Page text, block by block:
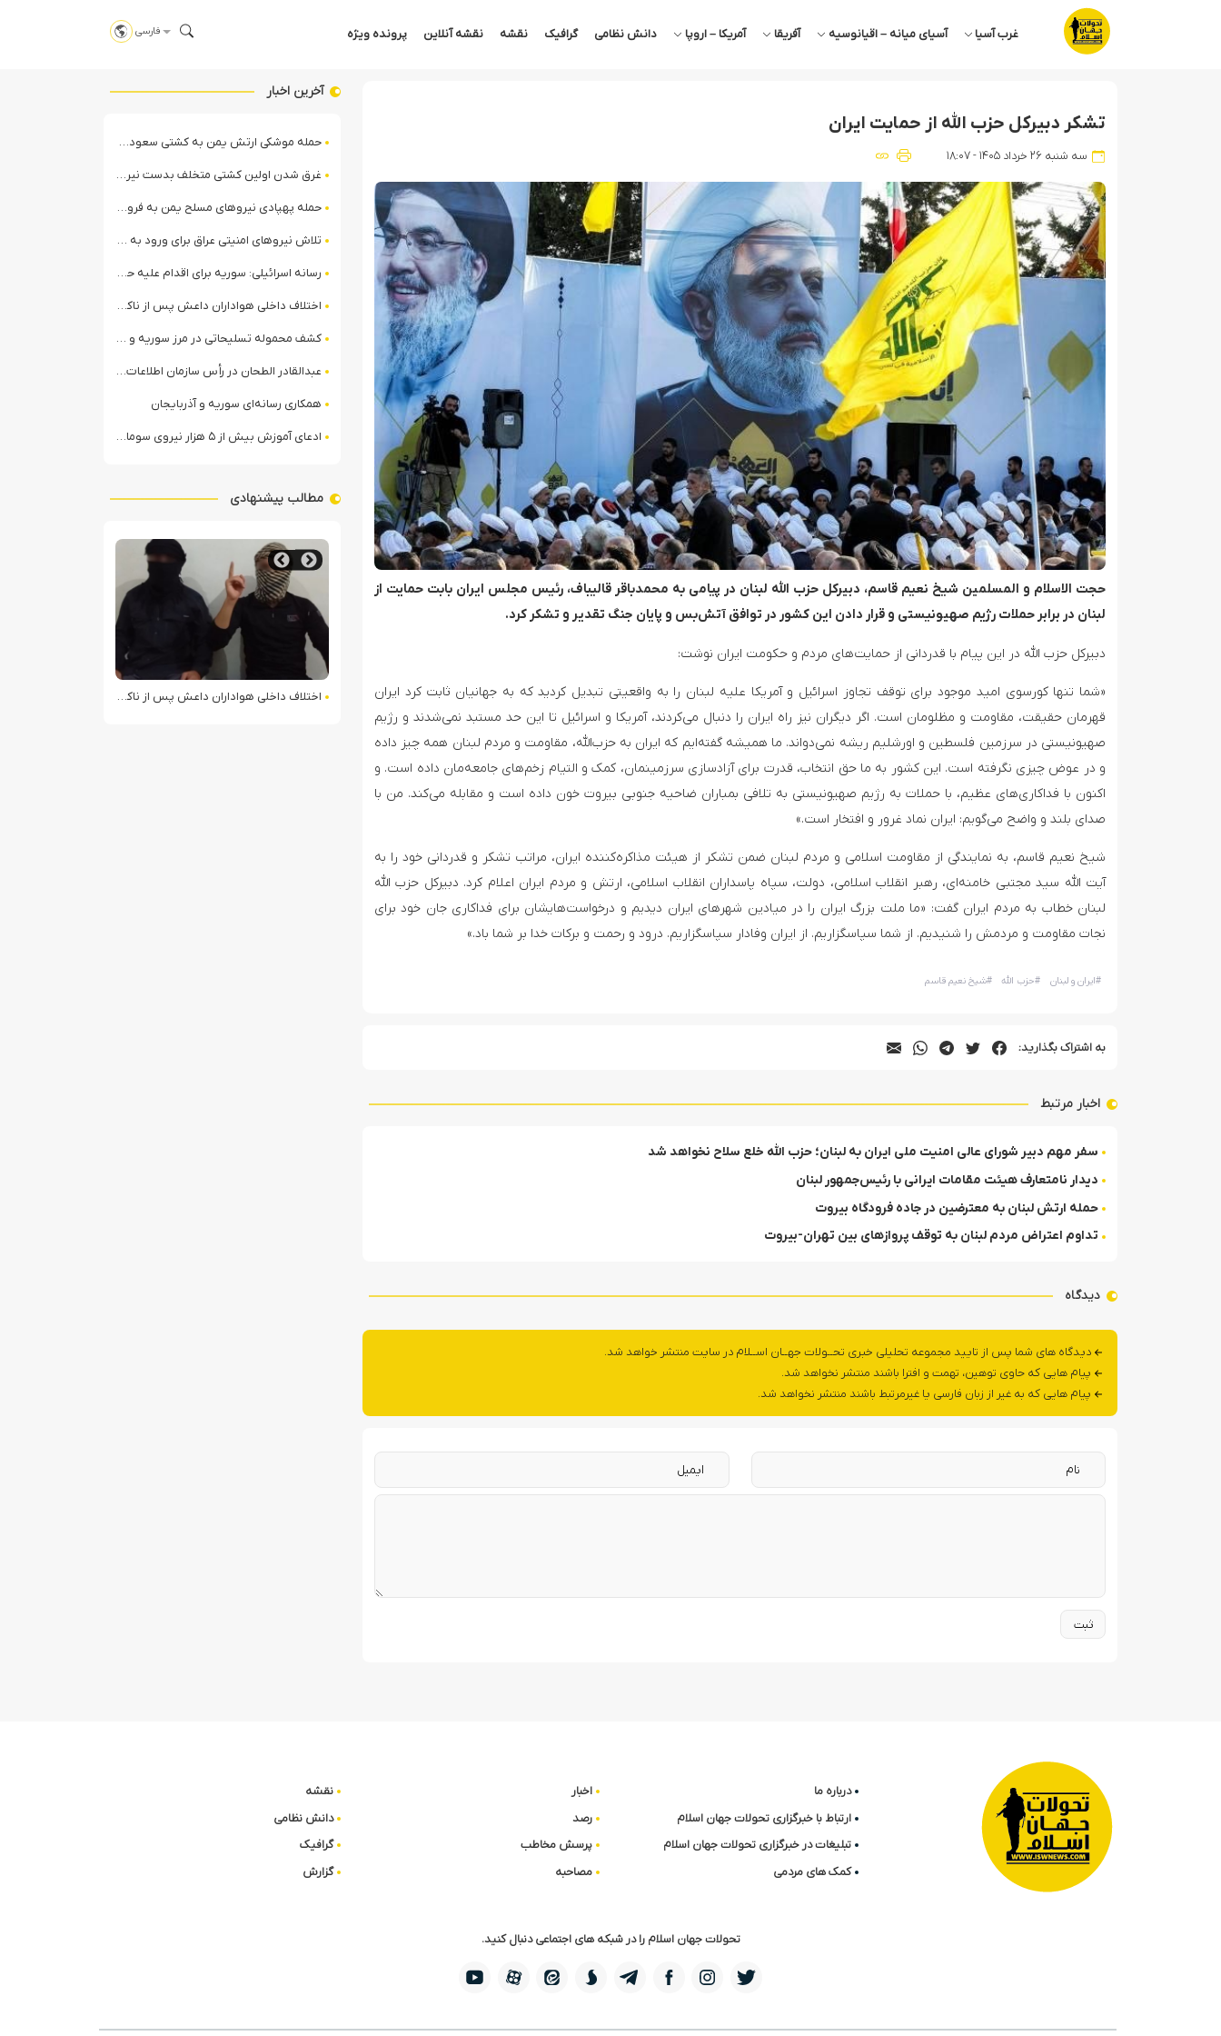
غرب آسیا آسیای میانه – اقیانوسیه آفریقا آمریکا – اروپا دانش نظامی گرافیک نقشه نقشه آنلاین پرونده ویژه فارسی
تشکر دبیرکل حزب الله از حمایت ایران
سه شنبه ۲۶ خرداد ۱۴۰۵ - ۱۸:۰۷
حجت الاسلام و المسلمین شیخ نعیم قاسم، دبیرکل حزب الله لبنان در پیامی به محمدباقر قالیباف، رئیس مجلس ایران بابت حمایت از
لبنان در برابر حملات رژیم صهیونیستی و قرار دادن این کشور در توافق آتش‌بس و پایان جنگ تقدیر و تشکر کرد.
دبیرکل حزب الله در این پیام با قدردانی از حمایت‌های مردم و حکومت ایران نوشت:
«شما تنها کورسوی امید موجود برای توقف تجاوز اسرائیل و آمریکا علیه لبنان را به واقعیتی تبدیل کردید که به جهانیان ثابت کرد ایران
قهرمان حقیقت، مقاومت و مظلومان است. اگر دیگران نیز راه ایران را دنبال می‌کردند، آمریکا و اسرائیل تا این حد مستبد نمی‌شدند و رژیم
صهیونیستی در سرزمین فلسطین و اورشلیم ریشه نمی‌دواند. ما همیشه گفته‌ایم که ایران به حزب‌الله، مقاومت و مردم لبنان همه چیز داده
و در عوض چیزی نگرفته است. این کشور به ما حق انتخاب، قدرت برای آزادسازی سرزمینمان، کمک و التیام زخم‌های جامعه‌مان داده است. و
اکنون با فداکاری‌های عظیم، با حملات به رژیم صهیونیستی به تلافی بمباران ضاحیه جنوبی بیروت خون داده است و مقابله می‌کند. من با
صدای بلند و واضح می‌گویم: ایران نماد غرور و افتخار است.»
شیخ نعیم قاسم، به نمایندگی از مقاومت اسلامی و مردم لبنان ضمن تشکر از هیئت مذاکره‌کننده ایران، مراتب تشکر و قدردانی خود را به
آیت الله سید مجتبی خامنه‌ای، رهبر انقلاب اسلامی، دولت، سپاه پاسداران انقلاب اسلامی، ارتش و مردم ایران اعلام کرد. دبیرکل حزب الله
لبنان خطاب به مردم ایران گفت: «ما ملت بزرگ ایران را در میادین شهرهای ایران دیدیم و درخواست‌هایشان برای فداکاری جان خود برای
نجات مقاومت و مردمش را شنیدیم. از شما سپاسگزاریم. از ایران وفادار سپاسگزاریم. درود و رحمت و برکات خدا بر شما باد.»
#ایران و لبنان #حزب الله #شیخ نعیم قاسم
به اشتراک بگذارید:
اخبار مرتبط
سفر مهم دبیر شورای عالی امنیت ملی ایران به لبنان؛ حزب الله خلع سلاح نخواهد شد
دیدار نامتعارف هیئت مقامات ایرانی با رئیس‌جمهور لبنان
حمله ارتش لبنان به معترضین در جاده فرودگاه بیروت
تداوم اعتراض مردم لبنان به توقف پروازهای بین تهران-بیروت
دیدگاه
دیدگاه های شما پس از تایید مجموعه تحلیلی خبری تحــولات جهــان اســلام در سایت منتشر خواهد شد.
پیام هایی که حاوی توهین، تهمت و افترا باشند منتشر نخواهد شد.
پیام هایی که به غیر از زبان فارسی یا غیرمرتبط باشند منتشر نخواهد شد.
آخرین اخبار
حمله موشکی ارتش یمن به کشتی سعودی در شمال دریای سرخ
غرق شدن اولین کشتی متخلف بدست نیروی دریایی ارتش یمن
حمله پهپادی نیروهای مسلح یمن به فرودگاه نجران
تلاش نیروهای امنیتی عراق برای ورود به مقر مقاومت در حومه بغداد
رسانه اسرائیلی: سوریه برای اقدام علیه حزب‌الله در لبنان آماده می‌شود!
اختلاف داخلی هواداران داعش پس از ناکامی عملیات انغماسی داعش در رقه
کشف محموله تسلیحاتی در مرز سوریه و عراق توسط نیروهای الجولانی
عبدالقادر الطحان در رأس سازمان اطلاعات سوریه؛ گمانه‌زنی‌ها درباره اختلافات در ساختار امنیتی
همکاری رسانه‌ای سوریه و آذربایجان
ادعای آموزش بیش از ۵ هزار نیروی سومالیایی با نظارت عربستان
مطالب پیشنهادی
تصاویر ماهواره‌ای از آثار حملات ایران به کویت همکاری رسانه‌ای سوریه و آذربایجان اختلاف داخلی هواداران داعش پس از ناکامی عملیات انغماسی داعش در رقه
درباره ما
ارتباط با خبرگزاری تحولات جهان اسلام
تبلیغات در خبرگزاری تحولات جهان اسلام
کمک های مردمی
اخبار
رصد
پرسش مخاطب
مصاحبه
نقشه
دانش نظامی
گرافیک
گزارش
تحولات جهان اسلام را در شبکه های اجتماعی دنبال کنید.